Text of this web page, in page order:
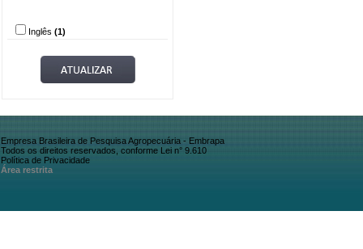
Inglês (1)
Empresa Brasileira de Pesquisa Agropecuária - Embrapa
Todos os direitos reservados, conforme Lei n° 9.610
Política de Privacidade
Área restrita